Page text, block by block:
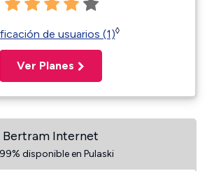
de usuarios (1)◊
Ver Planes
Bertram Internet
disponible en Pulaski